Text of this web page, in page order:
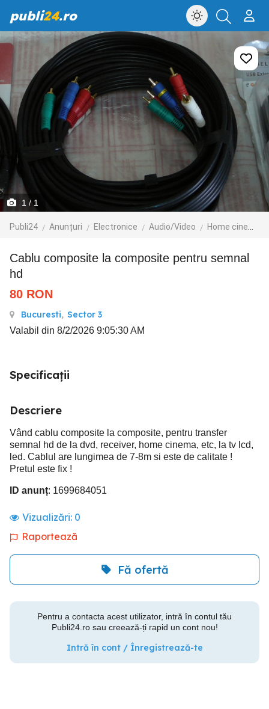
publi24.ro
1 / 1
Publi24 Anunțuri Electronice Audio/Video Home cinema
Cablu composite la composite pentru semnal
hd
80 RON
Bucuresti, Sector 3
Valabil din 8/2/2026 9:05:30 AM
Specificații
Descriere
Vând cablu composite la composite, pentru transfer
semnal hd de la dvd, receiver, home cinema, etc, la tv lcd,
led. Cablul are lungimea de 7-8m si este de calitate !
Pretul este fix !
ID anunț: 1699684051
Vizualizări: 0
Raportează
Fă ofertă
Pentru a contacta acest utilizator, intră în contul tău
Publi24.ro sau creează-ți rapid un cont nou!
Intră în cont / Înregistrează-te